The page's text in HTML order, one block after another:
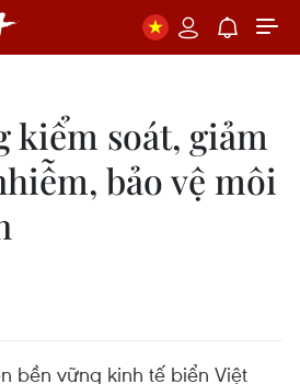
kiểm soát, giảm
bảo vệ môi
bền vững kinh tế biển Việt